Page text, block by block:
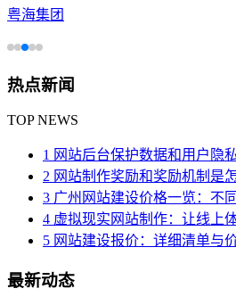
粤海集团
热点新闻
TOP NEWS
1 网站后台保护数据和用户隐
2 网站制作奖励和奖励机制是
3 广州网站建设价格一览：不
4 虚拟现实网站制作：让线上
5 网站建设报价：详细清单与
最新动态